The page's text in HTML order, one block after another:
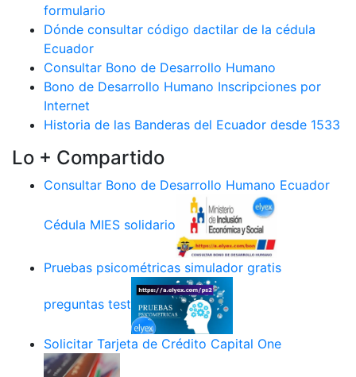
formulario
Dónde consultar código dactilar de la cédula
Ecuador
Consultar Bono de Desarrollo Humano
Bono de Desarrollo Humano Inscripciones por
Internet
Historia de las Banderas del Ecuador desde 1533
Lo + Compartido
Consultar Bono de Desarrollo Humano Ecuador
Cédula MIES solidario
Pruebas psicométricas simulador gratis
preguntas test
Solicitar Tarjeta de Crédito Capital One